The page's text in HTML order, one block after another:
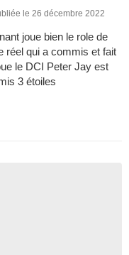
le 26 décembre 2022
joue bien le role de
réel qui a commis et fait
le DCI Peter Jay est
3 étoiles